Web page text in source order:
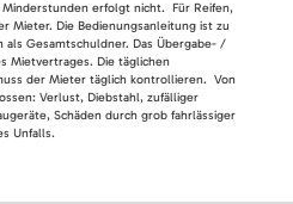
Minderstunden erfolgt nicht. Für Reifen,
Mieter. Die Bedienungsanleitung ist zu
Gesamtschuldner. Das Übergabe- /
Mietvertrages. Die täglichen
der Mieter täglich kontrollieren. Von
Verlust, Diebstahl, zufälliger
Schäden durch grob fahrlässiger
Unfalls.